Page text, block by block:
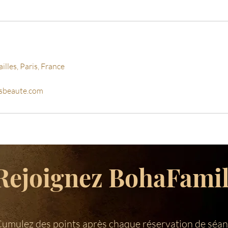
Paris, France
des points après chaque réservation de